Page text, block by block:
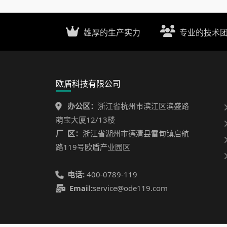
雄厚的生产实力 专业的技术
欧盾科技有限公司
办公区： 浙江省杭州市滨江区滨盛路
萌宝大厦12/13楼
厂 区： 浙江省湖州市德清县雷甸镇启航
路119号欧盾产业园区
电话: 400-0789-119
Email:service@ode119.com